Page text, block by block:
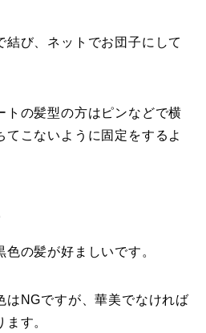
結び、ネットでお団子にして
トの髪型の方はピンなどで横
てこないように固定をするよ
の髪が好ましいです。
はNGですが、華美でなければ
す。